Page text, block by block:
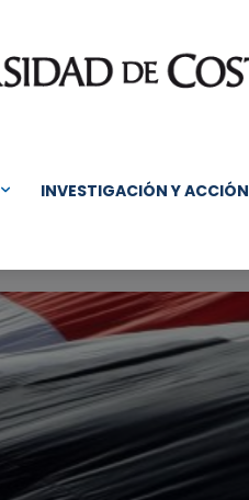
INVESTIGACIÓN Y